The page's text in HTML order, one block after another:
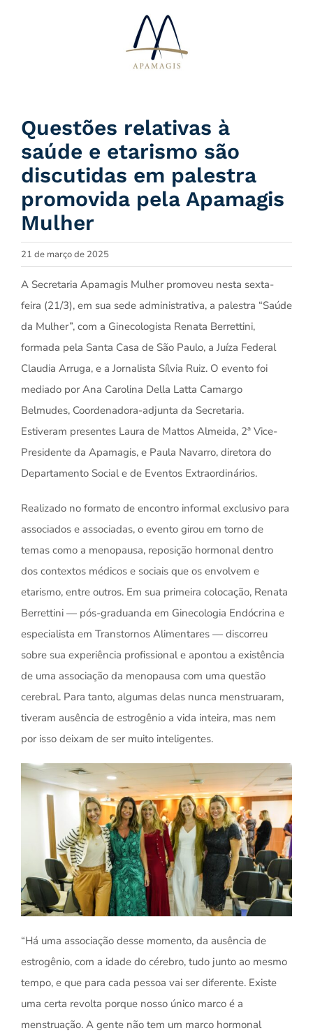
Questões relativas à
saúde e etarismo são
discutidas em palestra
promovida pela Apamagis
Mulher
21 de março de 2025
A Secretaria Apamagis Mulher promoveu nesta sexta-
feira (21/3), em sua sede administrativa, a palestra “Saúde
da Mulher”, com a Ginecologista Renata Berrettini,
formada pela Santa Casa de São Paulo, a Juíza Federal
Claudia Arruga, e a Jornalista Sílvia Ruiz. O evento foi
mediado por Ana Carolina Della Latta Camargo
Belmudes, Coordenadora-adjunta da Secretaria.
Estiveram presentes Laura de Mattos Almeida, 2ª Vice-
Presidente da Apamagis, e Paula Navarro, diretora do
Departamento Social e de Eventos Extraordinários.
Realizado no formato de encontro informal exclusivo para
associados e associadas, o evento girou em torno de
temas como a menopausa, reposição hormonal dentro
dos contextos médicos e sociais que os envolvem e
etarismo, entre outros. Em sua primeira colocação, Renata
Berrettini — pós-graduanda em Ginecologia Endócrina e
especialista em Transtornos Alimentares — discorreu
sobre sua experiência profissional e apontou a existência
de uma associação da menopausa com uma questão
cerebral. Para tanto, algumas delas nunca menstruaram,
tiveram ausência de estrogênio a vida inteira, mas nem
por isso deixam de ser muito inteligentes.
“Há uma associação desse momento, da ausência de
estrogênio, com a idade do cérebro, tudo junto ao mesmo
tempo, e que para cada pessoa vai ser diferente. Existe
uma certa revolta porque nosso único marco é a
menstruação. A gente não tem um marco hormonal